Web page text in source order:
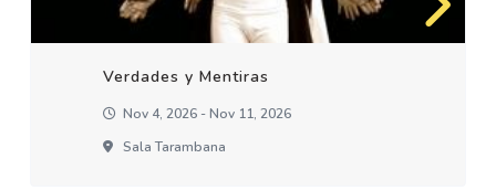
Verdades y Mentiras
Nov 4, 2026 - Nov 11, 2026
Sala Tarambana